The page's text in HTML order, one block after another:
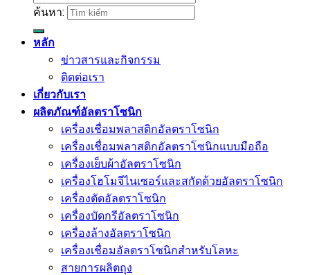
ค้นหา:
หลัก
ข่าวสารและกิจกรรม
ติดต่อเรา
เกี่ยวกับเรา
ผลิตภัณฑ์อัลตราโซนิก
เครื่องเชื่อมพลาสติกอัลตราโซนิก
เครื่องเชื่อมพลาสติกอัลตราโซนิกแบบมือถือ
เครื่องเย็บผ้าอัลตราโซนิก
เครื่องโฮโมจีไนเซอร์และสกัดด้วยอัลตราโซนิก
เครื่องตัดอัลตราโซนิก
เครื่องบัดกรีอัลตราโซนิก
เครื่องล้างอัลตราโซนิก
เครื่องเชื่อมอัลตราโซนิกสำหรับโลหะ
สายการผลิตถุง